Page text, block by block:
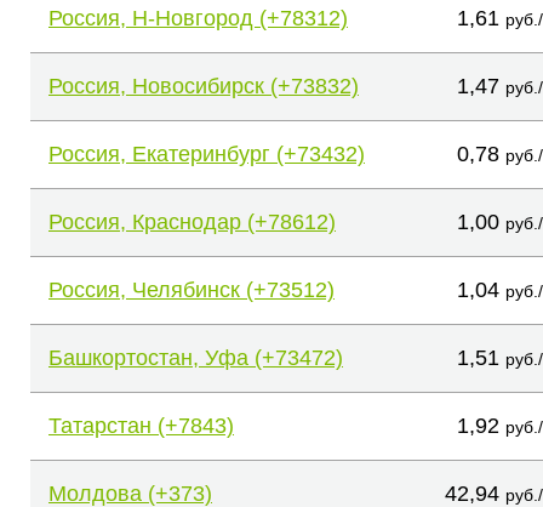
Россия, Н-Новгород (+78312) 1,61
Россия, Новосибирск (+73832) 1,47
Россия, Екатеринбург (+73432) 0,78
Россия, Краснодар (+78612) 1,00
Россия, Челябинск (+73512) 1,04
Башкортостан, Уфа (+73472) 1,51
Татарстан (+7843) 1,92
Молдова (+373) 42,94